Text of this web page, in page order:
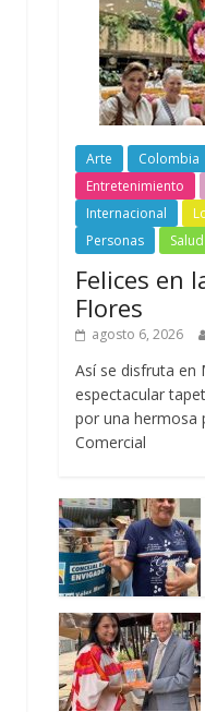
Arte Colombia
Entretenimiento
Internacional
Personas
Salud
Felices en
Flores
agosto 6, 2026
Así se disfruta en
espectacular
por una hermosa
Comercial